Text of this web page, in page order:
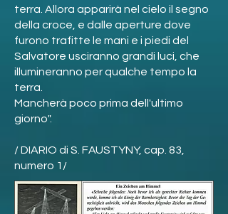
terra. Allora apparirà nel cielo il segno
della croce, e dalle aperture dove
furono trafitte le mani e i piedi del
Salvatore usciranno grandi luci, che
illumineranno per qualche tempo la
terra.
Mancherà poco prima dell'ultimo
giorno".
/ DIARIO di S. FAUSTYNY, cap. 83,
numero 1/